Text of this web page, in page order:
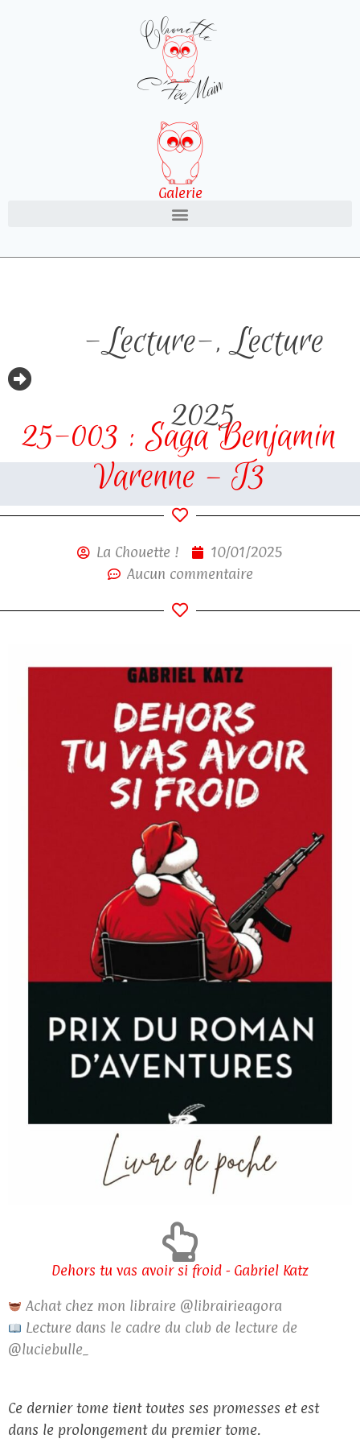
Galerie
-Lecture-,Lecture
2025
25-003 : Saga Benjamin
Varenne – T3
La Chouette !
10/01/2025
Aucun commentaire
Dehors tu vas avoir si froid - Gabriel Katz
Achat chez mon libraire @librairieagora
Lecture dans le cadre du club de lecture de
@luciebulle_
Ce dernier tome tient toutes ses promesses et est
dans le prolongement du premier tome.